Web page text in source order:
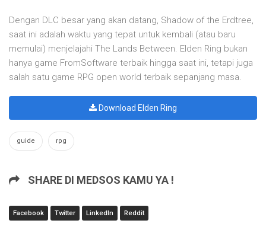
Dengan DLC besar yang akan datang, Shadow of the Erdtree,
saat ini adalah waktu yang tepat untuk kembali (atau baru
memulai) menjelajahi The Lands Between. Elden Ring bukan
hanya game FromSoftware terbaik hingga saat ini, tetapi juga
salah satu game RPG open world terbaik sepanjang masa.
Download Elden Ring
guide rpg
SHARE DI MEDSOS KAMU YA !
Facebook Twitter LinkedIn Reddit